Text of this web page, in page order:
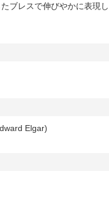
ブレスで伸びやかに表現し
Elgar)